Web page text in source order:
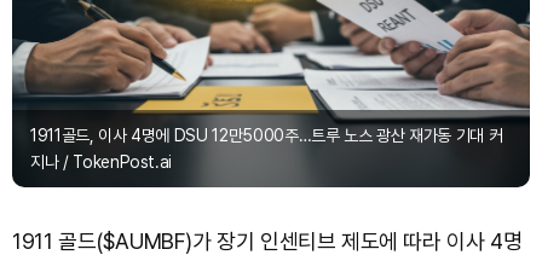
1911골드, 이사 4명에 DSU 12만5000주…트루 노스 광산 재가동 기대 커
지나 / TokenPost.ai
1911 골드($AUMBF)가 장기 인센티브 제도에 따라 이사 4명